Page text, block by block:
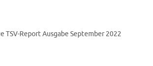
TSV-Report Ausgabe September 2022